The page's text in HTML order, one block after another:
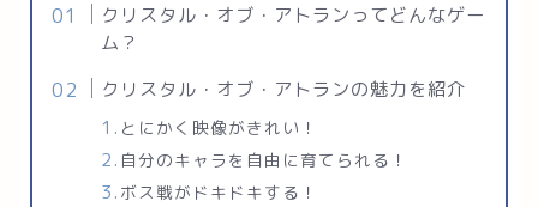
クリスタル・オブ・アトランってどんなゲー
ム？
クリスタル・オブ・アトランの魅力を紹介
とにかく映像がきれい！
自分のキャラを自由に育てられる！
ボス戦がドキドキする！